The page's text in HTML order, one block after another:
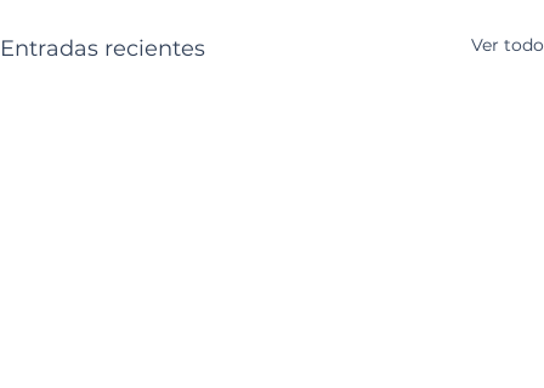
Entradas recientes Ver todo